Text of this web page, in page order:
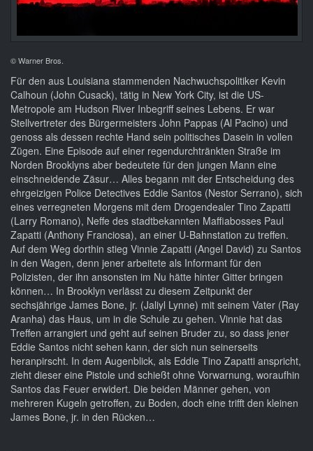
© Warner Bros.
Für den aus Louisiana stammenden Nachwuchspolitiker Kevin
Calhoun (John Cusack), tätig in New York City, ist die US-
Metropole am Hudson River Inbegriff seines Lebens. Er war
Stellvertreter des Bürgermeisters John Pappas (Al Pacino) und
genoss als dessen rechte Hand sein politisches Dasein in vollen
Zügen. Eine Episode auf einer regendurchtränkten Straße im
Norden Brooklyns aber bedeutete für den jungen Mann eine
einschneidende Zäsur… Alles begann mit der Entscheidung des
ehrgeizigen Police Detectives Eddie Santos (Nestor Serrano), sich
eines verregneten Morgens mit dem Drogendealer Tino Zapatti
(Larry Romano), Neffe des stadtbekannten Maffiabosses Paul
Zapatti (Anthony Franciosa), an einer U-Bahnstation zu treffen.
Auf dem Weg dorthin stieg Vinnie Zapatti (Angel David) zu Santos
in den Wagen, denn jener arbeitete als Informant für den
Polizisten, der ihn ansonsten im Nu hätte hinter Gitter bringen
können… In Brooklyn verlässt zu diesem Zeitpunkt der
sechsjährige James Bone, jr. (Jaliyl Lynne) mit seinem Vater (Ray
Aranha) das Haus, um in die Schule zu gehen. Vinnie hat das
Treffen arrangiert und geht auf seinen Bruder zu, so dass jener
Eddie Santos nicht sehen kann, der sich nun seinerseits
heranpirscht. In dem Augenblick, als Eddie Tino Zapatti anspricht,
zieht dieser eine Pistole und schießt ohne Vorwarnung, woraufhin
Santos das Feuer erwidert. Die beiden Männer gehen, von
mehreren Kugeln getroffen, zu Boden, doch eine trifft den kleinen
James Bone, jr. in den Rücken…